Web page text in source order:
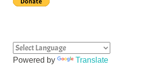
Powered by Translate